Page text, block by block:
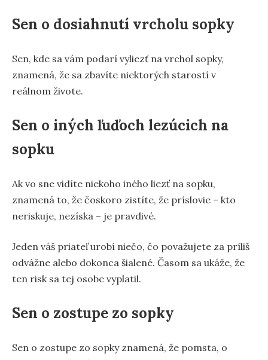
Sen o dosiahnutí vrcholu sopky
Sen, kde sa vám podarí vyliezť na vrchol sopky,
znamená, že sa zbavíte niektorých starostí v
reálnom živote.
Sen o iných ľuďoch lezúcich na
sopku
Ak vo sne vidíte niekoho iného liezť na sopku,
znamená to, že čoskoro zistíte, že príslovie – kto
neriskuje, nezíska – je pravdivé.
Jeden váš priateľ urobí niečo, čo považujete za príliš
odvážne alebo dokonca šialené. Časom sa ukáže, že
ten risk sa tej osobe vyplatil.
Sen o zostupe zo sopky
Sen o zostupe zo sopky znamená, že pomsta, o